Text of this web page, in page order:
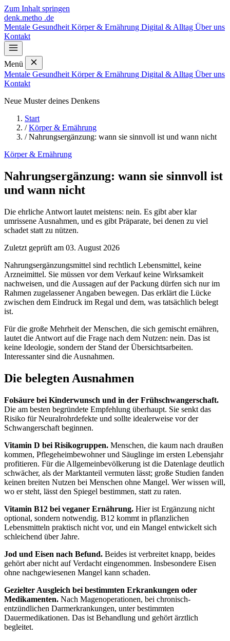
Zum Inhalt springen
denk.metho .de
Mentale Gesundheit Körper & Ernährung Digital & Alltag Über uns
Kontakt
Menü
Mentale Gesundheit Körper & Ernährung Digital & Alltag Über uns
Kontakt
Neue Muster deines Denkens
Start
/ Körper & Ernährung
/ Nahrungsergänzung: wann sie sinnvoll ist und wann nicht
Körper & Ernährung
Nahrungsergänzung: wann sie sinnvoll ist
und wann nicht
Die ehrliche Antwort lautet meistens: nein. Es gibt aber klar
umrissene Ausnahmen, und es gibt Präparate, bei denen zu viel
schadet statt zu nützen.
Zuletzt geprüft am 03. August 2026
Nahrungsergänzungsmittel sind rechtlich Lebensmittel, keine
Arzneimittel. Sie müssen vor dem Verkauf keine Wirksamkeit
nachweisen, und die Aussagen auf der Packung dürfen sich nur im
Rahmen zugelassener Angaben bewegen. Das erklärt die Lücke
zwischen dem Eindruck im Regal und dem, was tatsächlich belegt
ist.
Für die große Mehrheit der Menschen, die sich gemischt ernähren,
lautet die Antwort auf die Frage nach dem Nutzen: nein. Das ist
keine Ideologie, sondern der Stand der Übersichtsarbeiten.
Interessanter sind die Ausnahmen.
Die belegten Ausnahmen
Folsäure bei Kinderwunsch und in der Frühschwangerschaft.
Die am besten begründete Empfehlung überhaupt. Sie senkt das
Risiko für Neuralrohrdefekte und sollte idealerweise vor der
Schwangerschaft beginnen.
Vitamin D bei Risikogruppen. Menschen, die kaum nach draußen
kommen, Pflegeheimbewohner und Säuglinge im ersten Lebensjahr
profitieren. Für die Allgemeinbevölkerung ist die Datenlage deutlich
schwächer, als der Marktanteil vermuten lässt; große Studien fanden
keinen breiten Nutzen bei Menschen ohne Mangel. Wer wissen will,
wo er steht, lässt den Spiegel bestimmen, statt zu raten.
Vitamin B12 bei veganer Ernährung. Hier ist Ergänzung nicht
optional, sondern notwendig. B12 kommt in pflanzlichen
Lebensmitteln praktisch nicht vor, und ein Mangel entwickelt sich
schleichend über Jahre.
Jod und Eisen nach Befund. Beides ist verbreitet knapp, beides
gehört aber nicht auf Verdacht eingenommen. Insbesondere Eisen
ohne nachgewiesenen Mangel kann schaden.
Gezielter Ausgleich bei bestimmten Erkrankungen oder
Medikamenten. Nach Magenoperationen, bei chronisch-
entzündlichen Darmerkrankungen, unter bestimmten
Dauermedikationen. Das ist Behandlung und gehört ärztlich
begleitet.